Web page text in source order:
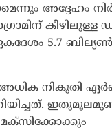
അദ്ദേഹം
കീഴിലുള്ള
5.7 ബില്യൺ
നികുതി